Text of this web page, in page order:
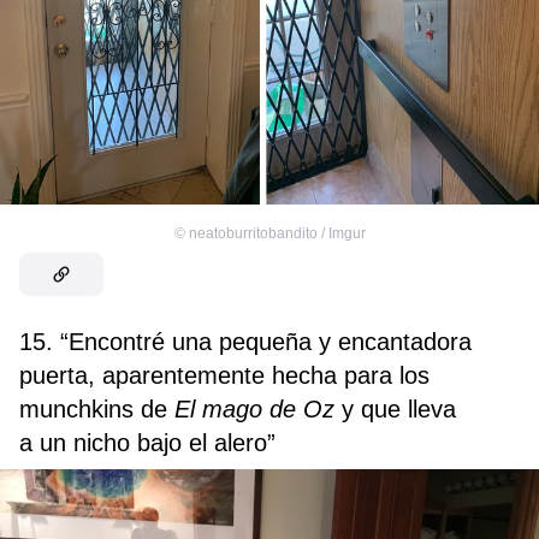
© neatoburritobandito / Imgur
15. “Encontré una pequeña y encantadora
puerta, aparentemente hecha para los
munchkins de El mago de Oz y que lleva
a un nicho bajo el alero”